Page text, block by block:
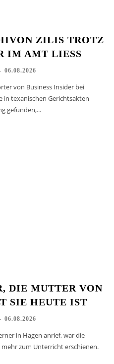
ZILIS TROTZ
IM AMT LIESS
06.08.2026
von Business Insider bei
in texanischen Gerichtsakten
gefunden,...
DIE MUTTER VON
SIE HEUTE IST
06.08.2026
in Hagen anrief, war die
zum Unterricht erschienen.